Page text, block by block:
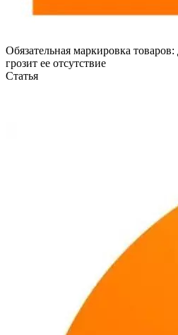
Обязательная маркировка
грозит ее отсутствие
Статья